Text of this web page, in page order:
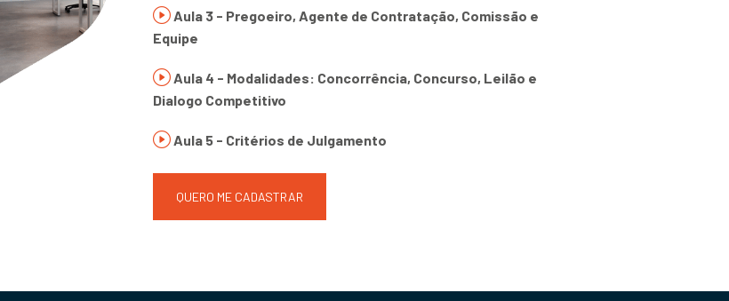
Aula 3 - Pregoeiro, Agente de Contratação, Comissão e
Equipe
Aula 4 - Modalidades: Concorrência, Concurso, Leilão e
Dialogo Competitivo
Aula 5 - Critérios de Julgamento
QUERO ME CADASTRAR